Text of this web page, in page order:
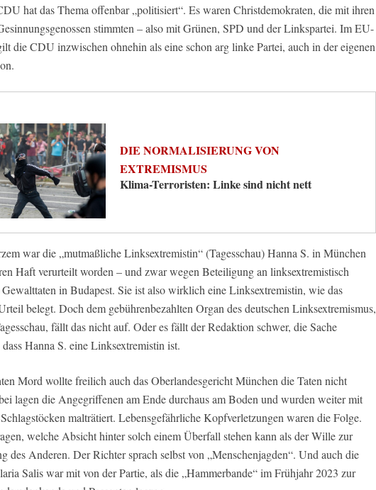
hat das Thema offenbar „politisiert“. Es waren Christdemokraten, die mit ihren
stimmten – also mit Grünen, SPD und der Linkspartei. Im EU-
die CDU inzwischen ohnehin als eine schon arg linke Partei, auch in der eigenen
DIE NORMALISIERUNG VON
EXTREMISMUS
Klima-Terroristen: Linke sind nicht nett
war die „mutmaßliche Linksextremistin“ (Tagesschau) Hanna S. in München
Haft verurteilt worden – und zwar wegen Beteiligung an linksextremistisch
in Budapest. Sie ist also wirklich eine Linksextremistin, wie das
belegt. Doch dem gebührenbezahlten Organ des deutschen Linksextremismus,
fällt das nicht auf. Oder es fällt der Redaktion schwer, die Sache
Hanna S. eine Linksextremistin ist.
Mord wollte freilich auch das Oberlandesgericht München die Taten nicht
lagen die Angegriffenen am Ende durchaus am Boden und wurden weiter mit
malträtiert. Lebensgefährliche Kopfverletzungen waren die Folge.
welche Absicht hinter solch einem Überfall stehen kann als der Wille zur
des Anderen. Der Richter sprach selbst von „Menschenjagden“. Und auch die
Salis war mit von der Partie, als die „Hammerbande“ im Frühjahr 2023 zur